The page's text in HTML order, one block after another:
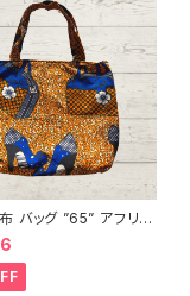
”65” アフリカ
パーニュ カンガ キテ
バッグ エコバッグ ギ
アトレード INUWALIA